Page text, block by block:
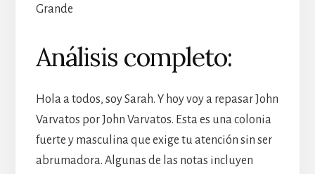
Grande
Análisis completo:
Hola a todos, soy Sarah. Y hoy voy a repasar John
Varvatos por John Varvatos. Esta es una colonia
fuerte y masculina que exige tu atención sin ser
abrumadora. Algunas de las notas incluyen